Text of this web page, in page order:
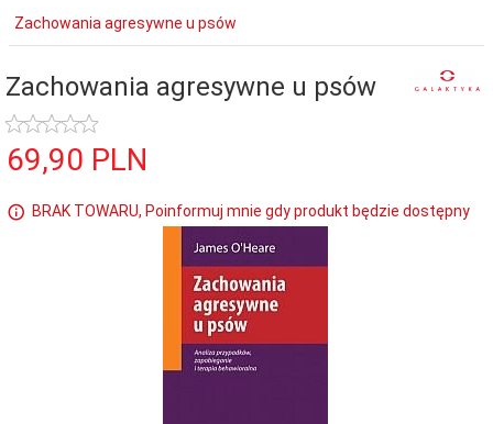
Zachowania agresywne u psów
Zachowania agresywne u psów
69,90 PLN
BRAK TOWARU, Poinformuj mnie gdy produkt będzie dostępny